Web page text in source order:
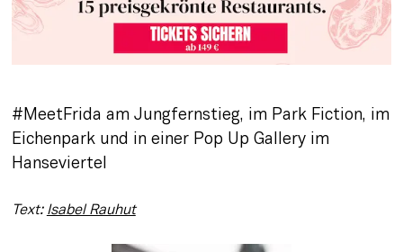
#MeetFrida am Jungfernstieg, im Park Fiction, im
Eichenpark und in einer Pop Up Gallery im
Hanseviertel
Text: Isabel Rauhut